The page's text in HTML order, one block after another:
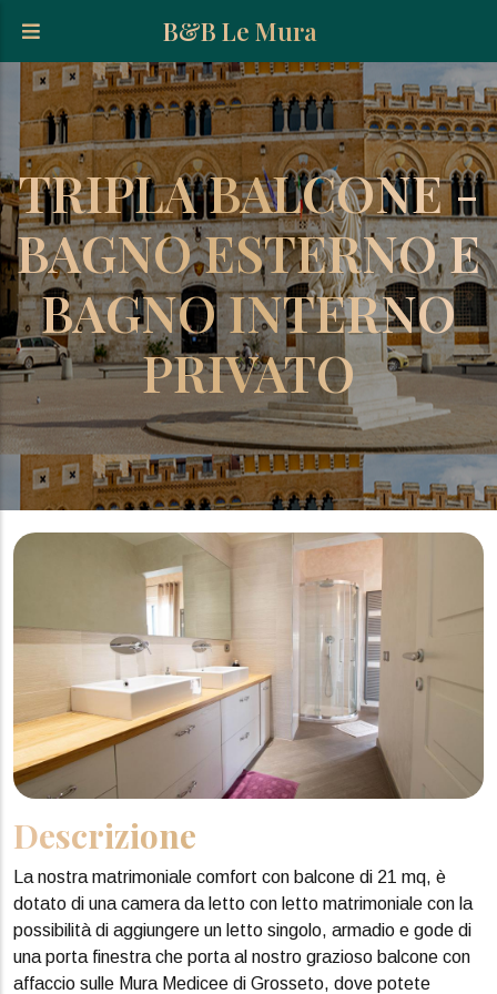
B&B Le Mura
TRIPLA BALCONE -
BAGNO ESTERNO E
BAGNO INTERNO
PRIVATO
Descrizione
La nostra matrimoniale comfort con balcone di 21 mq, è
dotato di una camera da letto con letto matrimoniale con la
possibilità di aggiungere un letto singolo, armadio e gode di
una porta finestra che porta al nostro grazioso balcone con
affaccio sulle Mura Medicee di Grosseto, dove potete